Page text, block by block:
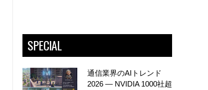
SPECIAL
通信業界のAIトレンド
2026 ― NVIDIA 1000社超